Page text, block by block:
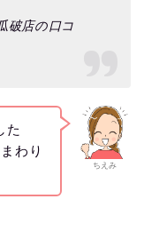
破店の口コ
ちえみ
た
わり